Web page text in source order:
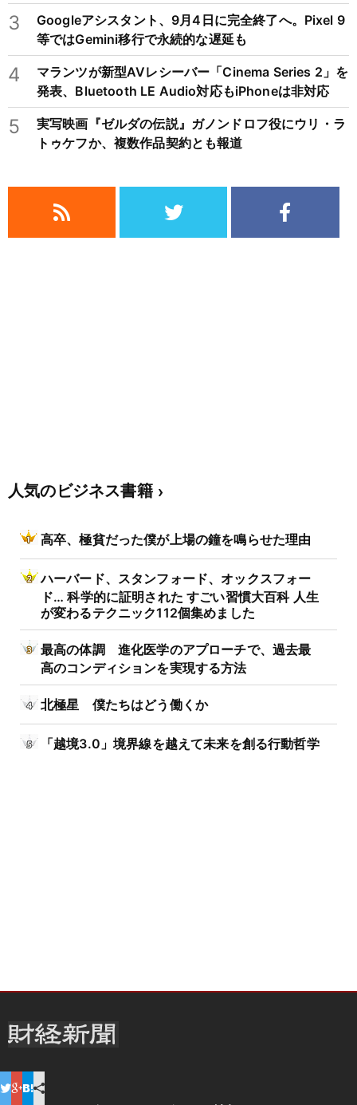
3
Googleアシスタント、9月4日に完全終了へ。Pixel 9
等ではGemini移行で永続的な遅延も
4
マランツが新型AVレシーバー「Cinema Series 2」を
発表、Bluetooth LE Audio対応もiPhoneは非対応
5
実写映画『ゼルダの伝説』ガノンドロフ役にウリ・ラ
トゥケフか、複数作品契約とも報道
人気のビジネス書籍
高卒、極貧だった僕が上場の鐘を鳴らせた理由
ハーバード、スタンフォード、オックスフォー
ド… 科学的に証明された すごい習慣大百科 人生
が変わるテクニック112個集めました
最高の体調 進化医学のアプローチで、過去最
高のコンディションを実現する方法
北極星 僕たちはどう働くか
「越境3.0」境界線を越えて未来を創る行動哲学